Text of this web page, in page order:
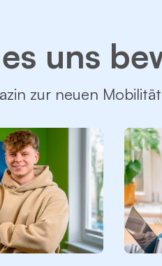
uns
zur neuen Mobilität